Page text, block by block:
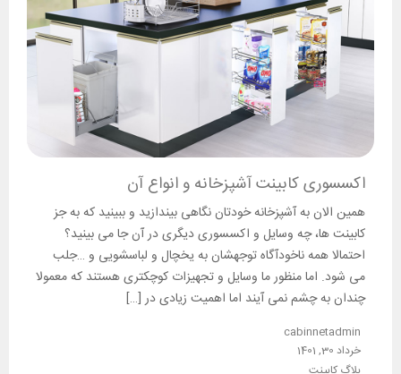
اکسسوری کابینت آشپزخانه و انواع آن
همین الان به آشپزخانه خودتان نگاهی بیندازید و ببینید که به جز
کابینت ها، چه وسایل و اکسسوری دیگری در آن جا می بینید؟
احتمالا همه ناخودآگاه توجهشان به یخچال و لباسشویی و …جلب
می شود. اما منظور ما وسایل و تجهیزات کوچکتری هستند که معمولا
چندان به چشم نمی آیند اما اهمیت زیادی در […]
cabinnetadmin
خرداد 30, 1401